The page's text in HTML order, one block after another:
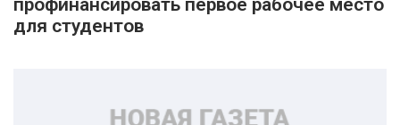
профинансировать первое рабочее место
для студентов